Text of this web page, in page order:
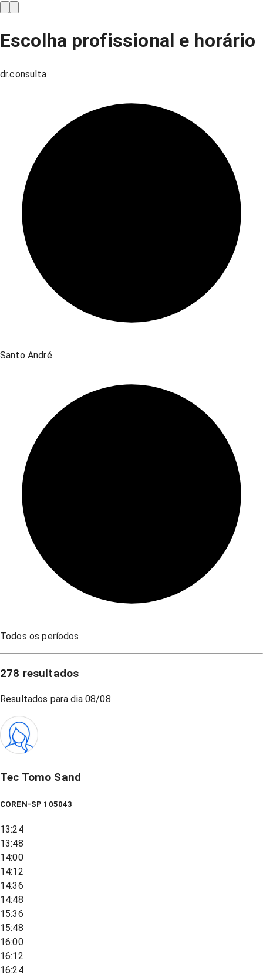
Escolha profissional e horário
dr.consulta
Santo André
Todos os períodos
278 resultados
Resultados para dia 08/08
Tec Tomo Sand
COREN-SP 105043
13:24
13:48
14:00
14:12
14:36
14:48
15:36
15:48
16:00
16:12
16:24